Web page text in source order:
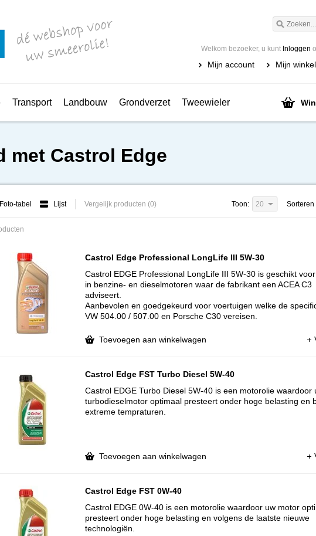
Welkom bezoeker, u kunt Inloggen
Mijn account Mijn
Transport Landbouw Grondverzet Tweewieler
met Castrol Edge
Foto-tabel Lijst Vergelijk producten (0) Sorteren
Toon: 20
Castrol Edge Professional LongLife III 5W-30
Castrol EDGE Professional LongLife III 5W-30 is geschikt
in benzine- en dieselmotoren waar de fabrikant een ACEA C3
adviseert.
Aanbevolen en goedgekeurd voor voertuigen welke de
VW 504.00 / 507.00 en Porsche C30 vereisen.
Toevoegen aan winkelwagen
Castrol Edge FST Turbo Diesel 5W-40
Castrol EDGE Turbo Diesel 5W-40 is een motorolie waardoor
turbodieselmotor optimaal presteert onder hoge belasting en
extreme tempraturen.
Toevoegen aan winkelwagen
Castrol Edge FST 0W-40
Castrol EDGE 0W-40 is een motorolie waardoor uw motor
presteert onder hoge belasting en volgens de laatste nieuwe
technologiën.